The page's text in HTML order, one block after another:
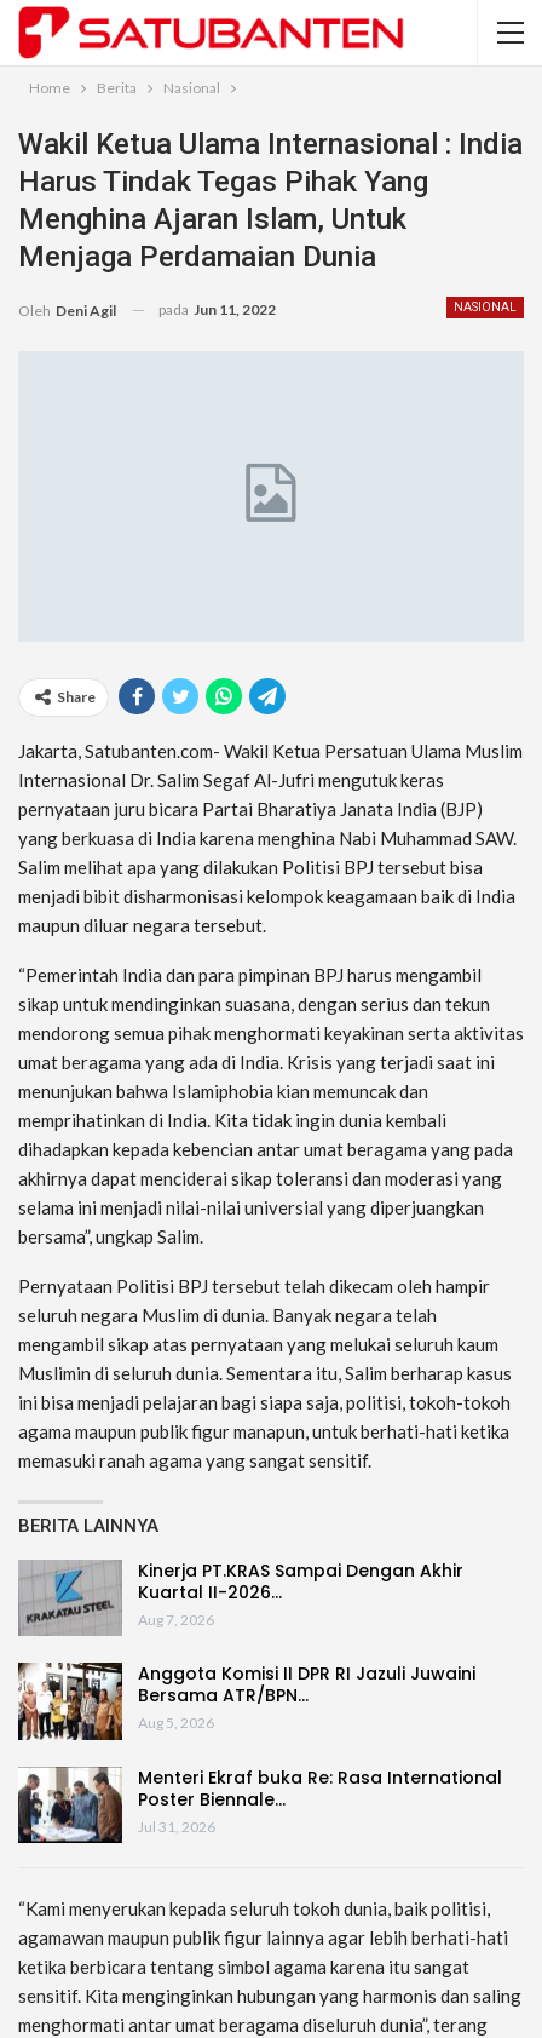
Home Berita Nasional
Wakil Ketua Ulama Internasional : India
Harus Tindak Tegas Pihak Yang
Menghina Ajaran Islam, Untuk
Menjaga Perdamaian Dunia
NASIONAL
Oleh Deni Agil pada Jun 11, 2022
Share
Jakarta, Satubanten.com- Wakil Ketua Persatuan Ulama Muslim
Internasional Dr. Salim Segaf Al-Jufri mengutuk keras
pernyataan juru bicara Partai Bharatiya Janata India (BJP)
yang berkuasa di India karena menghina Nabi Muhammad SAW.
Salim melihat apa yang dilakukan Politisi BPJ tersebut bisa
menjadi bibit disharmonisasi kelompok keagamaan baik di India
maupun diluar negara tersebut.
“Pemerintah India dan para pimpinan BPJ harus mengambil
sikap untuk mendinginkan suasana, dengan serius dan tekun
mendorong semua pihak menghormati keyakinan serta aktivitas
umat beragama yang ada di India. Krisis yang terjadi saat ini
menunjukan bahwa Islamiphobia kian memuncak dan
memprihatinkan di India. Kita tidak ingin dunia kembali
dihadapkan kepada kebencian antar umat beragama yang pada
akhirnya dapat menciderai sikap toleransi dan moderasi yang
selama ini menjadi nilai-nilai universial yang diperjuangkan
bersama”, ungkap Salim.
Pernyataan Politisi BPJ tersebut telah dikecam oleh hampir
seluruh negara Muslim di dunia. Banyak negara telah
mengambil sikap atas pernyataan yang melukai seluruh kaum
Muslimin di seluruh dunia. Sementara itu, Salim berharap kasus
ini bisa menjadi pelajaran bagi siapa saja, politisi, tokoh-tokoh
agama maupun publik figur manapun, untuk berhati-hati ketika
memasuki ranah agama yang sangat sensitif.
BERITA LAINNYA
Kinerja PT.KRAS Sampai Dengan Akhir
Kuartal II-2026…
Aug 7, 2026
Anggota Komisi II DPR RI Jazuli Juwaini
Bersama ATR/BPN…
Aug 5, 2026
Menteri Ekraf buka Re: Rasa International
Poster Biennale…
Jul 31, 2026
“Kami menyerukan kepada seluruh tokoh dunia, baik politisi,
agamawan maupun publik figur lainnya agar lebih berhati-hati
ketika berbicara tentang simbol agama karena itu sangat
sensitif. Kita menginginkan hubungan yang harmonis dan saling
menghormati antar umat beragama diseluruh dunia”, terang